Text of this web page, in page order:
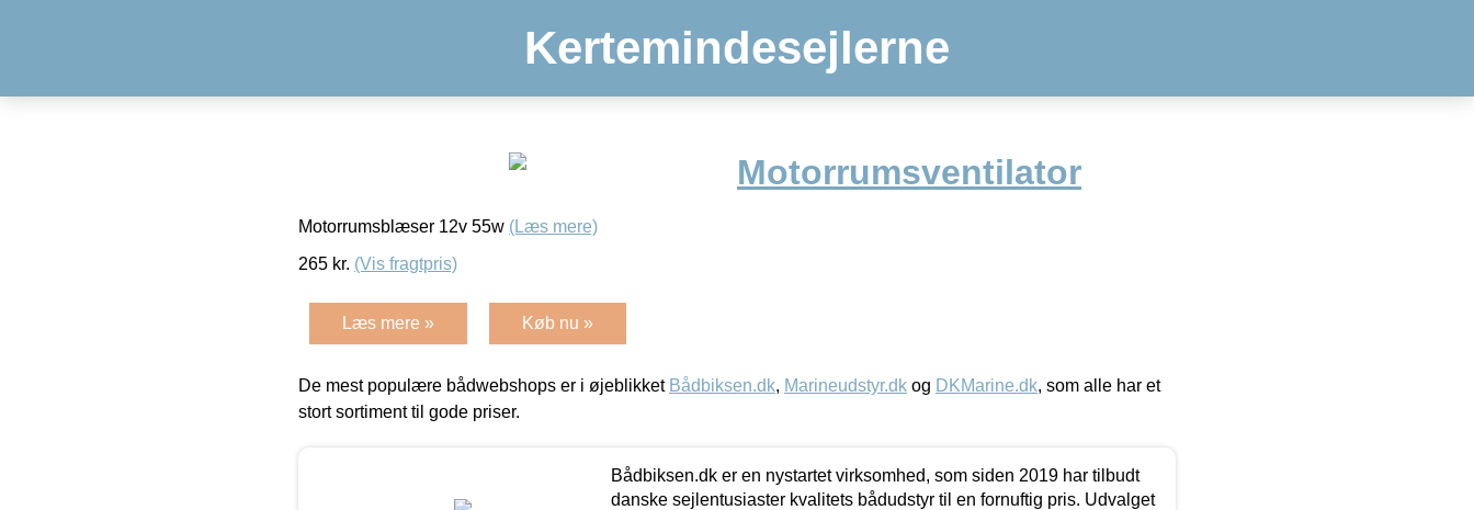
Kertemindesejlerne
Motorrumsventilator
Motorrumsblæser 12v 55w (Læs mere)
265 kr. (Vis fragtpris)
Læs mere » Køb nu »
De mest populære bådwebshops er i øjeblikket Bådbiksen.dk, Marineudstyr.dk og DKMarine.dk, som alle har et
stort sortiment til gode priser.
Bådbiksen.dk er en nystartet virksomhed, som siden 2019 har tilbudt
danske sejlentusiaster kvalitets bådudstyr til en fornuftig pris. Udvalget